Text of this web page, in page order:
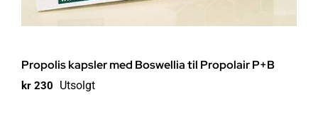
Propolis kapsler med Boswellia til Propolair P+B
kr 230 Utsolgt